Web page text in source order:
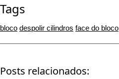
Tags
bloco despolir cilindros face do bloco
Posts relacionados: